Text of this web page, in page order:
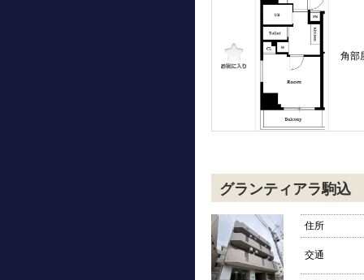
角部
グランティアラ駒込
住所
交通